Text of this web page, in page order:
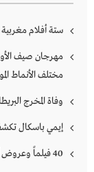
ستة أفلام مغربية
مختلف الأنماط
وفاة المخرج
إيمي باسكال
40 فيلماً وعروض أولى وفعاليات مهنية في مهرجان نافذة على أوروبا